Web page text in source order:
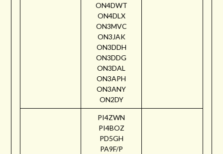
ON4DWT
ON4DLX
ON3MVC
ON3JAK
ON3DDH
ON3DDG
ON3DAL
ON3APH
ON3ANY
ON2DY
PI4ZWN
PI4BOZ
PD5GH
PA9F/P